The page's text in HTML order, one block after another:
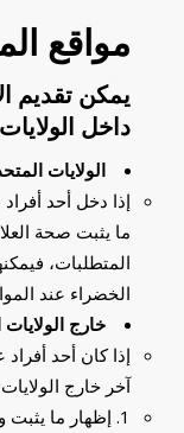
مواقع
يمكن تقديم
داخل
الولايات
إذا دخل أحد
ما يثبت صحة
المتطلبات،
الخضراء عند
خارج
إذا كان أحد
آخر خارج
1. إظهار ما